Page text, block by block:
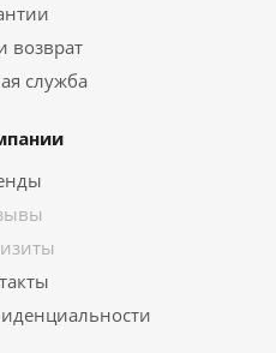
возврат
служба